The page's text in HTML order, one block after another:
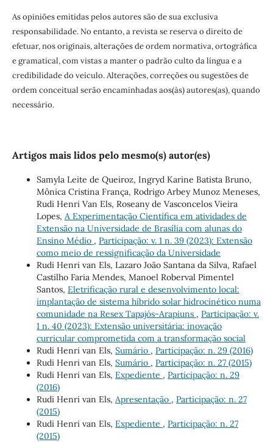
As opiniões emitidas pelos autores são de sua exclusiva
responsabilidade. No entanto, a revista se reserva o direito de
efetuar, nos originais, alterações de ordem normativa, ortográfica
e gramatical, com vistas a manter o padrão culto da língua e a
credibilidade do veículo. Alterações, correções ou sugestões de
ordem conceitual serão encaminhadas aos(às) autores(as), quando
necessário.
Artigos mais lidos pelo mesmo(s) autor(es)
Samyla Leite de Queiroz, Ingryd Karine Batista Bruno,
Mônica Cristina França, Rodrigo Arbey Munoz Meneses,
Rudi Henri Van Els, Roseany de Vasconcelos Vieira
Lopes, A Experimentação Científica em atividades de
Extensão na Universidade de Brasília com alunas do
Ensino Médio , Participação: v. 1 n. 39 (2023): Extensão
como meio de ressignificação da Universidade
Rudi Henri van Els, Lazaro João Santana da Silva, Rafael
Castilho Faria Mendes, Manoel Roberval Pimentel
Santos, Eletrificação rural e desenvolvimento local:
implantação de sistema híbrido solar hidrocinético numa
comunidade na Resex Tapajós-Arapiuns , Participação: v.
1 n. 40 (2023): Extensão universitária: inovação
curricular comprometida com a transformação social
Rudi Henri van Els, Sumário , Participação: n. 29 (2016)
Rudi Henri van Els, Sumário , Participação: n. 27 (2015)
Rudi Henri van Els, Expediente , Participação: n. 29
(2016)
Rudi Henri van Els, Apresentação , Participação: n. 27
(2015)
Rudi Henri van Els, Expediente , Participação: n. 27
(2015)